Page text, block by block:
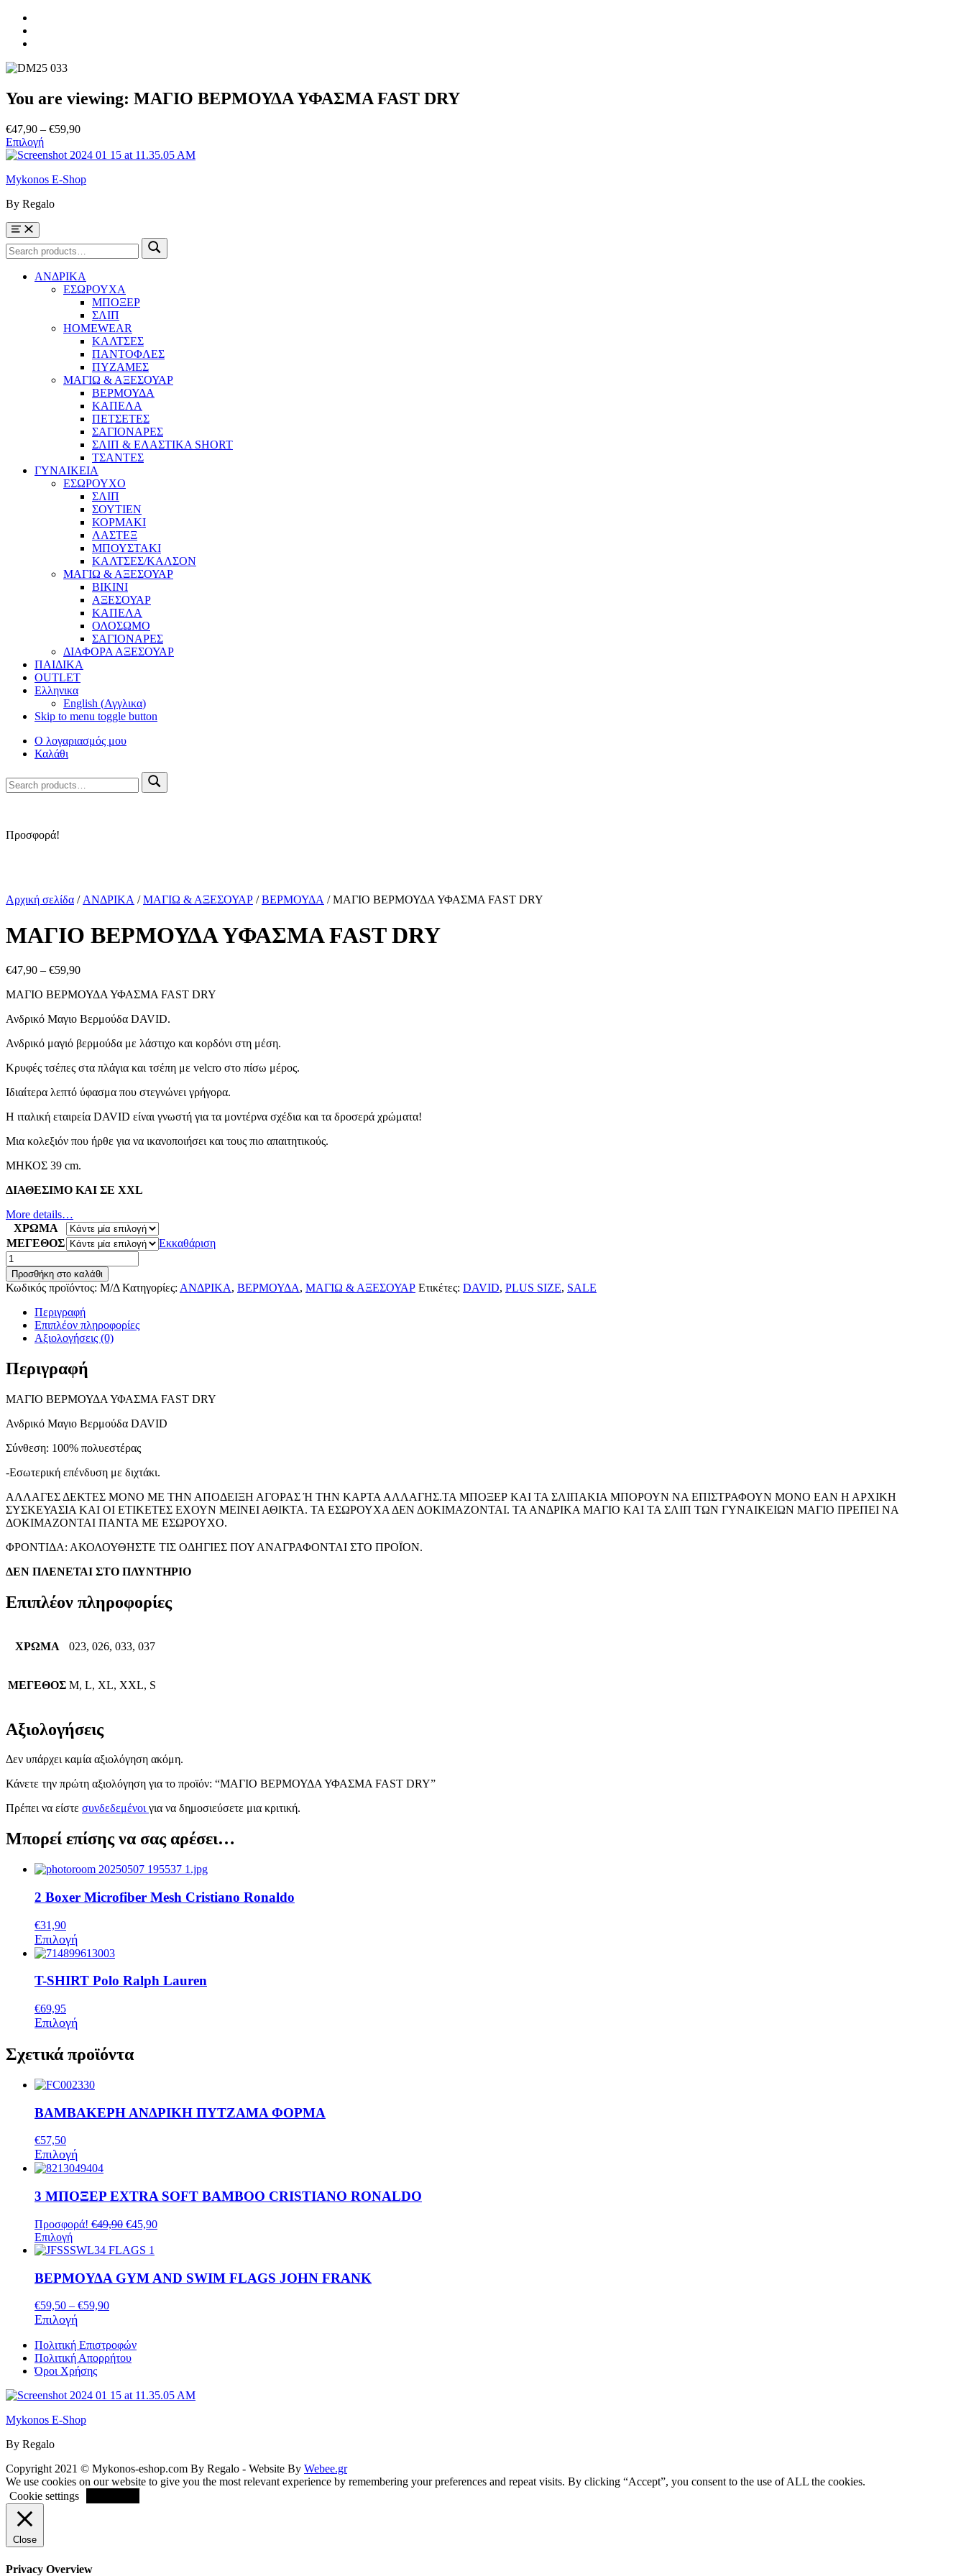
content
footer
You are viewing: ΜΑΓΙΟ ΒΕΡΜΟΥΔΑ ΥΦΑΣΜΑ FAST DRY
€47,90 – €59,90Price
€47,90
€59,90
Επιλογή
Mykonos E-Shop
By Regalo
Menu
Search
for:
ΑΝΔΡΙΚΑ
ΕΣΩΡΟΥΧΑ
ΜΠΟΞΕΡ
ΣΛΙΠ
HOMEWEAR
ΚΑΛΤΣΕΣ
ΠΑΝΤΟΦΛΕΣ
ΠΥΖΑΜΕΣ
ΜΑΓΙΩ & ΑΞΕΣΟΥΑΡ
ΒΕΡΜΟΥΔΑ
ΚΑΠΕΛΑ
ΠΕΤΣΕΤΕΣ
ΣΑΓΙΟΝΑΡΕΣ
ΣΛΙΠ & ΕΛΑΣΤΙΚΑ SHORT
ΤΣΑΝΤΕΣ
ΓΥΝΑΙΚΕΙΑ
ΕΣΩΡΟΥΧΟ
ΣΛΙΠ
ΣΟΥΤΙΕΝ
ΚΟΡΜΑΚΙ
ΛΑΣΤΕΞ
ΜΠΟΥΣΤΑΚΙ
ΚΑΛΤΣΕΣ/ΚΑΛΣΟΝ
ΜΑΓΙΩ & ΑΞΕΣΟΥΑΡ
BIKINI
ΑΞΕΣΟΥΑΡ
ΚΑΠΕΛΑ
ΟΛΟΣΩΜΟ
ΣΑΓΙΟΝΑΡΕΣ
ΔΙΑΦΟΡΑ ΑΞΕΣΟΥΑΡ
ΠΑΙΔΙΚΑ
OUTLET
Ελληνικα
English (Αγγλικα)
Skip to menu toggle button
Ο λογαριασμός μου
Καλάθι
Search
for:
Προσφορά!
Αρχική σελίδα / ΑΝΔΡΙΚΑ /ΜΑΓΙΩ & ΑΞΕΣΟΥΑΡ /ΒΕΡΜΟΥΔΑ /ΜΑΓΙΟ ΒΕΡΜΟΥΔΑ ΥΦΑΣΜΑ FAST DRY
ΜΑΓΙΟ ΒΕΡΜΟΥΔΑ ΥΦΑΣΜΑ FAST DRY
€47,90 – €59,90Price
€47,90
€59,90
ΜΑΓΙΟ ΒΕΡΜΟΥΔΑ ΥΦΑΣΜΑ FAST DRY
Ανδρικό Μαγιο Βερμούδα DAVID.
Ανδρικό μαγιό βερμούδα με λάστιχο και κορδόνι στη μέση.
Κρυφές τσέπες στα πλάγια και τσέπη με velcro στο πίσω μέρος.
Ιδιαίτερα λεπτό ύφασμα που στεγνώνει γρήγορα.
Η ιταλική εταιρεία DAVID είναι γνωστή για τα μοντέρνα σχέδια και τα δροσερά χρώματα!
Μια κολεξιόν που ήρθε για να ικανοποιήσει και τους πιο απαιτητικούς.
ΜΗΚΟΣ 39 cm.
ΔΙΑΘΕΣΙΜΟ ΚΑΙ ΣΕ XXL
More details…
ΧΡΩΜΑ
ΜΕΓΕΘΟΣ
Εκκαθάριση
ΜΑΓΙΟ
ΒΕΡΜΟΥΔΑ
ΥΦΑΣΜΑ
FAST
DRY
ποσότητα
Προσθήκη στο καλάθι
Κωδικός προϊόντος: Μ/Δ Κατηγορίες: ΑΝΔΡΙΚΑ, ΒΕΡΜΟΥΔΑ, ΜΑΓΙΩ & ΑΞΕΣΟΥΑΡ Ετικέτες: DAVID, PLUS SIZE, SALE
Περιγραφή
Επιπλέον πληροφορίες
Αξιολογήσεις (0)
Περιγραφή
ΜΑΓΙΟ ΒΕΡΜΟΥΔΑ ΥΦΑΣΜΑ FAST DRY
Ανδρικό Μαγιο Βερμούδα DAVID
Σύνθεση: 100% πολυεστέρας
-Εσωτερική επένδυση με διχτάκι.
ΑΛΛΑΓΕΣ ΔΕΚΤΕΣ ΜΟΝΟ ΜΕ ΤΗΝ ΑΠΟΔΕΙΞΗ ΑΓΟΡΑΣ Ή ΤΗΝ ΚΑΡΤΑ ΑΛΛΑΓΗΣ.ΤΑ ΜΠΟΞΕΡ ΚΑΙ ΤΑ ΣΛΙΠΑΚΙΑ ΜΠΟΡΟΥΝ ΝΑ ΕΠΙΣΤΡΑΦΟΥΝ ΜΟΝΟ ΕΑΝ Η ΑΡΧΙΚΗ
ΣΥΣΚΕΥΑΣΙΑ ΚΑΙ ΟΙ ΕΤΙΚΕΤΕΣ ΕΧΟΥΝ ΜΕΙΝΕΙ ΑΘΙΚΤΑ. ΤΑ ΕΣΩΡΟΥΧΑ ΔΕΝ ΔΟΚΙΜΑΖΟΝΤΑΙ. ΤΑ ΑΝΔΡΙΚΑ ΜΑΓΙΟ ΚΑΙ ΤΑ ΣΛΙΠ ΤΩΝ ΓΥΝΑΙΚΕΙΩΝ ΜΑΓΙΟ ΠΡΕΠΕΙ ΝΑ
ΔΟΚΙΜΑΖΟΝΤΑΙ ΠΑΝΤΑ ΜΕ ΕΣΩΡΟΥΧΟ.
ΦΡΟΝΤΙΔΑ: ΑΚΟΛΟΥΘΗΣΤΕ ΤΙΣ ΟΔΗΓΙΕΣ ΠΟΥ ΑΝΑΓΡΑΦΟΝΤΑΙ ΣΤΟ ΠΡΟΪΟΝ.
ΔΕΝ ΠΛΕΝΕΤΑΙ ΣΤΟ ΠΛΥΝΤΗΡΙΟ
Επιπλέον πληροφορίες
ΧΡΩΜΑ 023, 026, 033, 037
ΜΕΓΕΘΟΣ M, L, XL, XXL, S
Αξιολογήσεις
Δεν υπάρχει καμία αξιολόγηση ακόμη.
Κάνετε την πρώτη αξιολόγηση για το προϊόν: “ΜΑΓΙΟ ΒΕΡΜΟΥΔΑ ΥΦΑΣΜΑ FAST DRY”
Πρέπει να είστε συνδεδεμένοιγια να δημοσιεύσετε μια κριτική.
Μπορεί επίσης να σας αρέσει…
2 Boxer Microfiber Mesh Cristiano Ronaldo
€31,90
ΕπιλογήΑυτό
το
έχει
πολλαπλές
επιλογές
να
επιλεγούν
στη
σελίδα
του
προϊόντος
T-SHIRT Polo Ralph Lauren
€69,95
ΕπιλογήΑυτό
το
προϊόν
έχει
παραλλαγές.
επιλογές
στη
σελίδα
του
προϊόντος
Σχετικά προϊόντα
ΒΑΜΒΑΚΕΡΗ ΑΝΔΡΙΚΗ ΠΥΤΖΑΜΑ ΦΟΡΜΑ
€57,50
ΕπιλογήΑυτό
το
έχει
πολλαπλές
παραλλαγές.
Οι
μπορούν
επιλεγούν
σελίδα
του
3 ΜΠΟΞΕΡ EXTRA SOFT BAMBOO CRISTIANO RONALDO
Προσφορά! €49,90 Original
was:
€45,90Η
€45,90.
ΕπιλογήΑυτό
το
έχει
πολλαπλές
παραλλαγές.
Οι
επιλογές
μπορούν
να
επιλεγούν
στη
σελίδα
του
προϊόντος
ΒΕΡΜΟΥΔΑ GYM AND SWIM FLAGS JOHN FRANK
€59,50 – €59,90Price
through
€59,90
ΕπιλογήΑυτό
το
προϊόν
έχει
πολλαπλές
Οι
μπορούν
σελίδα
του
προϊόντος
Πολιτική Επιστροφών
Πολιτική Απορρήτου
Όροι Χρήσης
Mykonos E-Shop
By Regalo
Copyright 2021 © Mykonos-eshop.com By Regalo - Website By Webee.gr
We use cookies on our website to give you the most relevant experience by remembering your preferences and repeat visits. By clicking “Accept”, you consent to the use of ALL the cookies.
Cookie settings
Close
Privacy Overview